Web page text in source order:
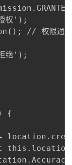
权');
// 权限通过
绝');
{